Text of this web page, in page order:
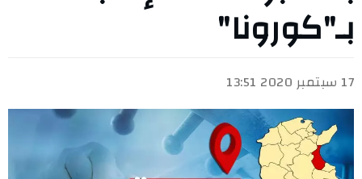
بـ"كورونا"
17 سبتمبر 2020 13:51